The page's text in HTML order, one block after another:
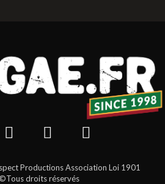
Productions Association Loi 1901
droits réservés